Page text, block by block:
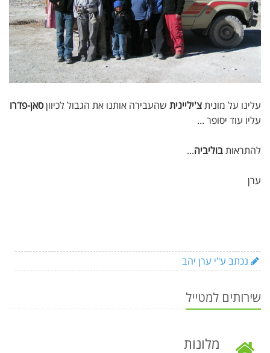
עלינו על מוניתצ'יליינית שהעבירה אותנו את הגבול לכיווןסאן-פדרו
עליו עוד יסופר ...
להתראותבוליביה...
ערן
נכתב ע"י ערן יהב
שירותים למטייל
מלונות